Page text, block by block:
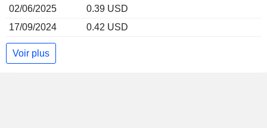
02/06/2025
0.39 USD
17/09/2024
0.42 USD
Voir plus